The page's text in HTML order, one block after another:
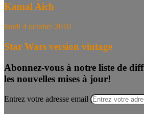
Kamal Aich
lundi 4 octobre 2010
Star Wars version vintage
Abonnez-vous à notre liste de
les nouvelles mises à jour!
Entrez votre adresse email